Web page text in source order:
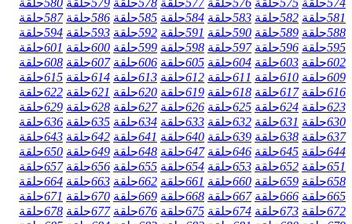
574حلقة 575حلقة 576حلقة 577حلقة 578حلقة 579حلقة 580حلقة
581حلقة 582حلقة 583حلقة 584حلقة 585حلقة 586حلقة 587حلقة
588حلقة 589حلقة 590حلقة 591حلقة 592حلقة 593حلقة 594حلقة
595حلقة 596حلقة 597حلقة 598حلقة 599حلقة 600حلقة 601حلقة
602حلقة 603حلقة 604حلقة 605حلقة 606حلقة 607حلقة 608حلقة
609حلقة 610حلقة 611حلقة 612حلقة 613حلقة 614حلقة 615حلقة
616حلقة 617حلقة 618حلقة 619حلقة 620حلقة 621حلقة 622حلقة
623حلقة 624حلقة 625حلقة 626حلقة 627حلقة 628حلقة 629حلقة
630حلقة 631حلقة 632حلقة 633حلقة 634حلقة 635حلقة 636حلقة
637حلقة 638حلقة 639حلقة 640حلقة 641حلقة 642حلقة 643حلقة
644حلقة 645حلقة 646حلقة 647حلقة 648حلقة 649حلقة 650حلقة
651حلقة 652حلقة 653حلقة 654حلقة 655حلقة 656حلقة 657حلقة
658حلقة 659حلقة 660حلقة 661حلقة 662حلقة 663حلقة 664حلقة
665حلقة 666حلقة 667حلقة 668حلقة 669حلقة 670حلقة 671حلقة
672حلقة 673حلقة 674حلقة 675حلقة 676حلقة 677حلقة 678حلقة